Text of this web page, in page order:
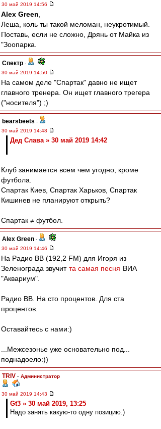
30 май 2019 14:56
Alex Green
Леша, коль ты такой меломан, неукротимый.
Поставь, если не сложно, Дрянь от Майка из
"Зоопарка.
Спектр -
30 май 2019 14:50
На самом деле "Спартак" давно не ищет
главного тренера. Он ищет главного трегера
("носителя") ;)
bearsbeets -
30 май 2019 14:48
Дед Слава » 30 май 2019 14:42
Клуб занимается всем чем угодно, кроме
футбола.
Спартак Киев, Спартак Харьков, Спартак
Кишинев не планируют открыть?
Спартак ≠ футбол.
Alex Green -
30 май 2019 14:46
На Радио ВВ (192,2 FM) для Игоря из
Зеленограда звучит та самая песня ВИА
"Аквариум".
Радио ВВ. На сто процентов. Для ста
процентов.
Оставайтесь с нами:)
...Межсезонье уже основательно под...
поднадоело:))
TRIV - Администратор
30 май 2019 14:43
Gt3 » 30 май 2019, 13:25
Надо занять какую-то одну позицию.)